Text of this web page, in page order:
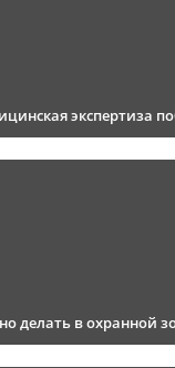
экспертиза
делать в охранной